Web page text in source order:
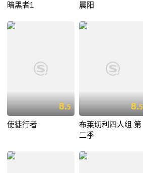
暗黑者1 晨阳
8.5
使徒行者
8.5
布莱切利四人组 第
二季